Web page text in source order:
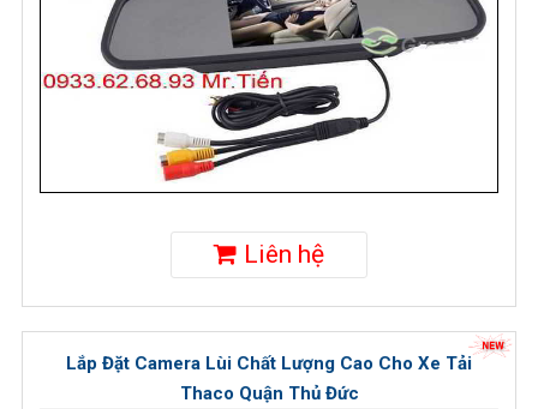
Liên hệ
Lắp Đặt Camera Lùi Chất Lượng Cao Cho Xe Tải
Thaco Quận Thủ Đức